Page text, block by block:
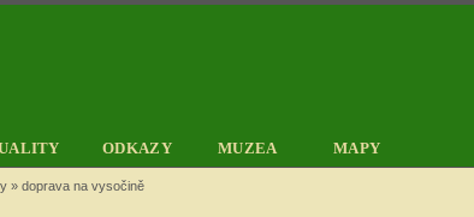
ODKAZY MUZEA MAPY
» doprava na vysočině